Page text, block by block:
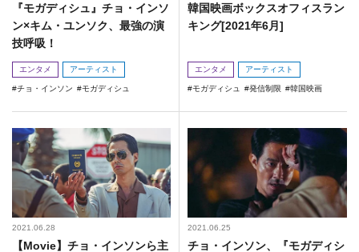
『モガディシュ』チョ・インソ
ン×キム・ユンソク、最強の演
技呼吸！
エンタメ アーティスト
チョ・インソン モガディシュ
韓国映画ボックスオフィスラン
キング[2021年6月]
エンタメ アーティスト
モガディシュ 発信制限 韓国映画
2021.06.28
【Movie】チョ・インソンら主
2021.06.25
チョ・インソン、『モガディシ